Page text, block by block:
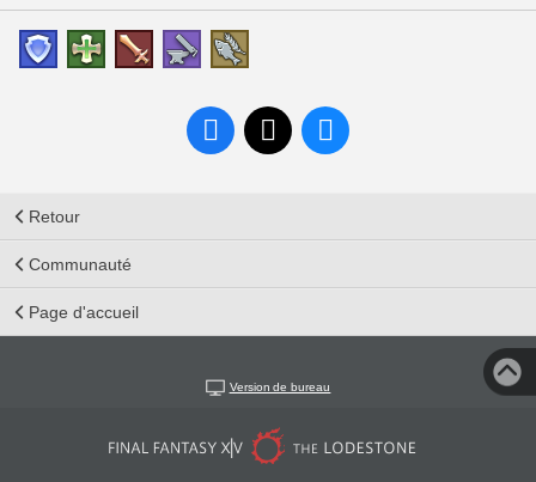
Retour
Communauté
Page d'accueil
Version de bureau